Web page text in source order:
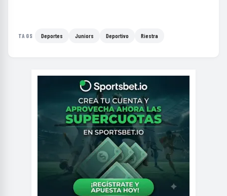
TAGS Deportes Juniors Deportivo Riestra